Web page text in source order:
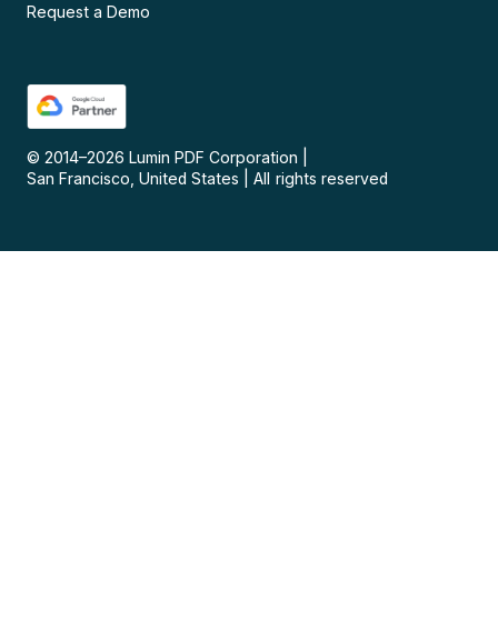
Request a Demo
© 2014–2026 Lumin PDF Corporation
San Francisco, United States
All rights reserved